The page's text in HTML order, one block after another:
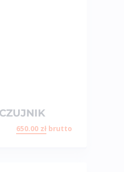
TRAKCJI
650.00 zł brutto